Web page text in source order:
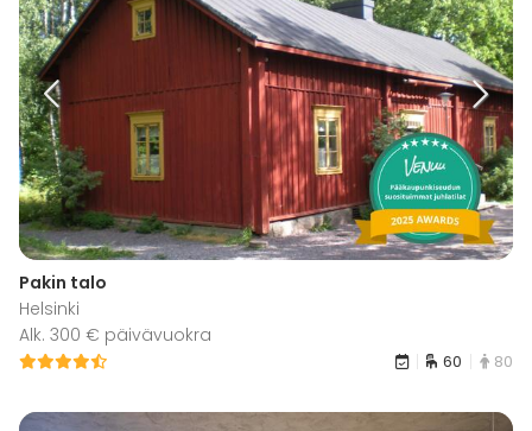
Pakin talo
Helsinki
Alk. 300 € päivävuokra
60 80